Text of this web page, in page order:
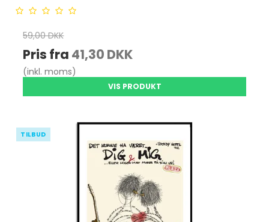
59,00 DKK
Pris fra 41,30 DKK
(inkl. moms)
VIS PRODUKT
TILBUD